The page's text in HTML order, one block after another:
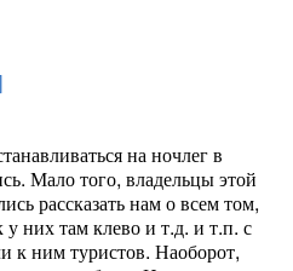
на ночлег в
Мало того, владельцы этой
рассказать нам о всем том,
у них там клево и т.д. и т.п. с
к ним туристов. Наоборот,